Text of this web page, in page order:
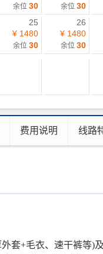
余位 30 余位 30
25
¥ 1480
余位 30
26
¥ 1480
余位 30
费用说明 线路
套+毛衣、速干裤等)